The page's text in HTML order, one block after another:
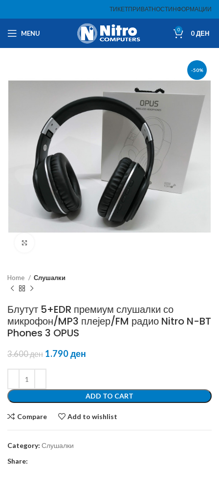
ТИКЕТПРИВАТНОСТИНФОРМАЦИИ
MENU 0 0ДЕН
-50%
Home Слушалки
Блутут 5+EDR премиум слушалки со
микрофон/MP3 плејер/FM радио Nitro N-BT
Phones 3 OPUS
3.600ден 1.790ден
ADD TO CART
Compare Add to wishlist
Category: Слушалки
Share: